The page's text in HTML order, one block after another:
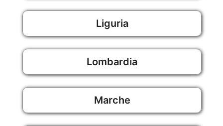
Liguria
Lombardia
Marche